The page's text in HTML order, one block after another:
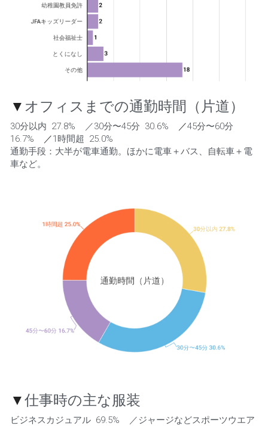
▼ オフィスまでの通勤時間（片道）
30分以内  27.8%    ／30分〜45分  30.6% ／45分〜60分
16.7%
／1時間超  25.0%
通勤手段：大半が電車通勤。ほかに電車＋バス、自転車＋電
車など。
▼仕事時の主な服装
ビジネスカジュアル  69.5%    ／ジャージなどスポーツウエア